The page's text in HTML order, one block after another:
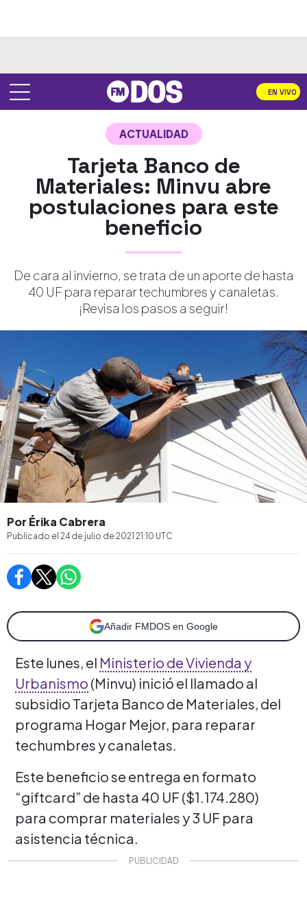
EN VIVO
ACTUALIDAD
Tarjeta Banco de
Materiales: Minvu abre
postulaciones para este
beneficio
De cara al invierno, se trata de un aporte de hasta
40 UF para reparar techumbres y canaletas.
¡Revisa los pasos a seguir!
Por Érika Cabrera
Publicado el 24 de julio de 2021 21:10 UTC
Añadir FMDOS en Google
Este lunes, el Ministerio de Vivienda y
Urbanismo (Minvu) inició el llamado al
subsidio Tarjeta Banco de Materiales, del
programa Hogar Mejor, para reparar
techumbres y canaletas.
Este beneficio se entrega en formato
“giftcard” de hasta 40 UF ($1.174.280)
para comprar materiales y 3 UF para
asistencia técnica.